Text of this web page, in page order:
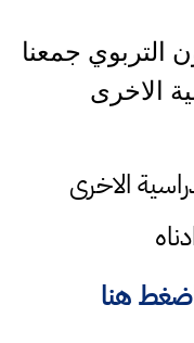
التربوي جمعنا
الاخرى
الاخرى
هنا